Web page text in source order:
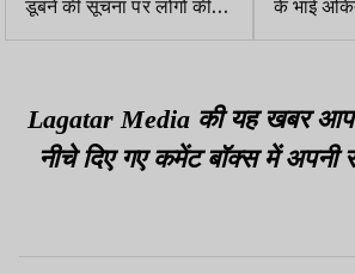
भीड़ जमा, NDRF बुलाने को
था 36 बैंक
Lagatar Media की यह खबर
नीचे दिए गए कमेंट बॉक्स में अपनी